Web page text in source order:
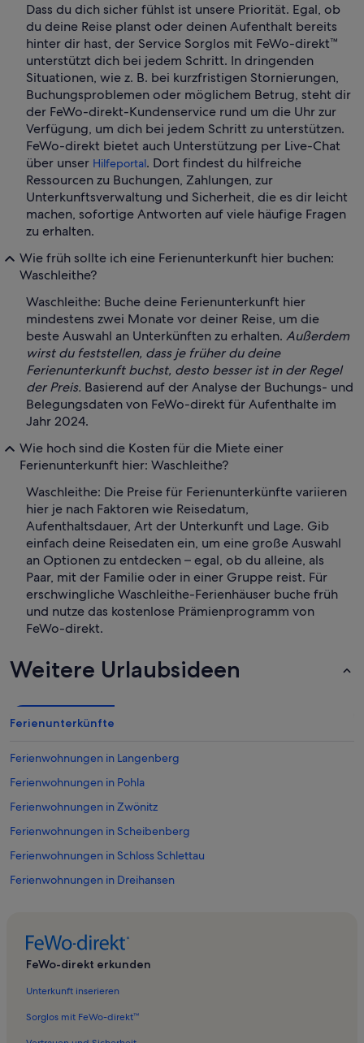
Dass du dich sicher fühlst ist unsere Priorität. Egal, ob
du deine Reise planst oder deinen Aufenthalt bereits
hinter dir hast, der Service Sorglos mit FeWo-direkt™
unterstützt dich bei jedem Schritt. In dringenden
Situationen, wie z. B. bei kurzfristigen Stornierungen,
Buchungsproblemen oder möglichem Betrug, steht dir
der FeWo-direkt-Kundenservice rund um die Uhr zur
Verfügung, um dich bei jedem Schritt zu unterstützen.
FeWo-direkt bietet auch Unterstützung per Live-Chat
über unser Hilfeportal. Dort findest du hilfreiche
Ressourcen zu Buchungen, Zahlungen, zur
Unterkunftsverwaltung und Sicherheit, die es dir leicht
machen, sofortige Antworten auf viele häufige Fragen
zu erhalten.
Wie früh sollte ich eine Ferienunterkunft hier buchen:
Waschleithe?
Waschleithe: Buche deine Ferienunterkunft hier
mindestens zwei Monate vor deiner Reise, um die
beste Auswahl an Unterkünften zu erhalten. Außerdem
wirst du feststellen, dass je früher du deine
Ferienunterkunft buchst, desto besser ist in der Regel
der Preis. Basierend auf der Analyse der Buchungs- und
Belegungsdaten von FeWo-direkt für Aufenthalte im
Jahr 2024.
Wie hoch sind die Kosten für die Miete einer
Ferienunterkunft hier: Waschleithe?
Waschleithe: Die Preise für Ferienunterkünfte variieren
hier je nach Faktoren wie Reisedatum,
Aufenthaltsdauer, Art der Unterkunft und Lage. Gib
einfach deine Reisedaten ein, um eine große Auswahl
an Optionen zu entdecken – egal, ob du alleine, als
Paar, mit der Familie oder in einer Gruppe reist. Für
erschwingliche Waschleithe-Ferienhäuser buche früh
und nutze das kostenlose Prämienprogramm von
FeWo-direkt.
Weitere Urlaubsideen
Ferienunterkünfte
Ferienwohnungen in Langenberg
Ferienwohnungen in Pohla
Ferienwohnungen in Zwönitz
Ferienwohnungen in Scheibenberg
Ferienwohnungen in Schloss Schlettau
Ferienwohnungen in Dreihansen
Ferienwohnungen in Lauter
Ferienwohnungen in Lauter-Bernsbach
FeWo-direkt erkunden
Unterkunft inserieren
Sorglos mit FeWo-direkt™